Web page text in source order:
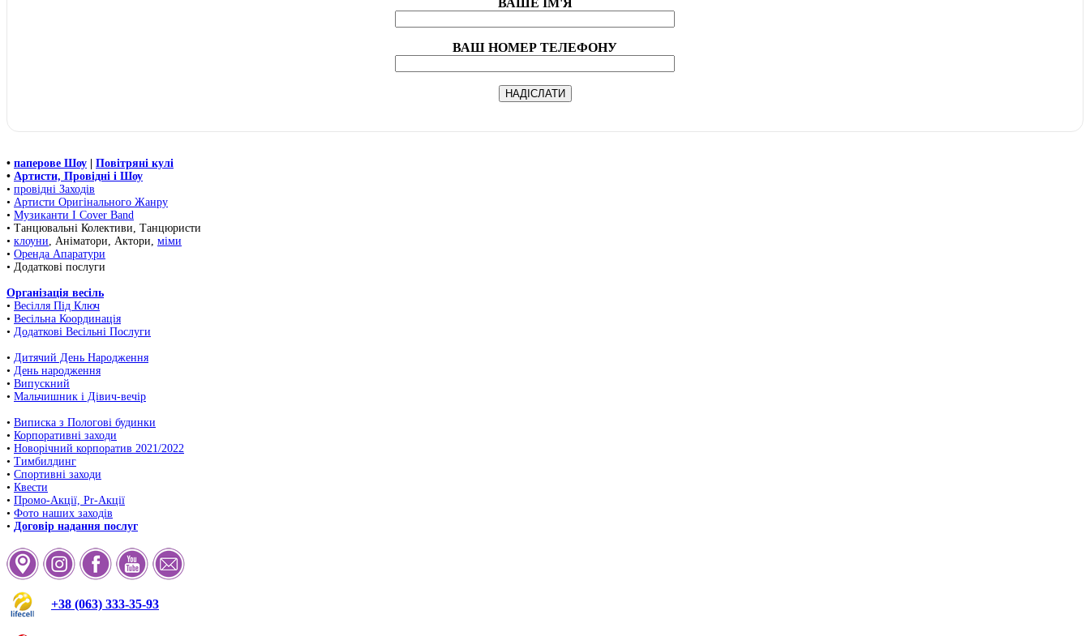
ВАШЕ ІМ'Я
ВАШ НОМЕР ТЕЛЕФОНУ
• паперове Шоу
Повітряні кулі
• Артисти, Провідні і Шоу
• провідні Заходів
• Артисти Оригінального Жанру
• Музиканти І Cover Band
• Танцювальні Колективи, Танцюристи
• клоуни, Аніматори, Актори, міми
• Оренда Апаратури
• Додаткові послуги
Організація весіль
• Весілля Під Ключ
• Весільна Координація
• Додаткові Весільні Послуги
• Дитячий День Народження
• День народження
• Випускний
• Мальчишник і Дівич-вечір
• Виписка з Пологові будинки
• Корпоративні заходи
• Новорічний корпоратив 2021/2022
• Тимбилдинг
• Спортивні заходи
• Квести
• Промо-Акції, Pr-Акції
• Фото наших заходів
• Договір надання послуг
+38 (063) 333-35-93